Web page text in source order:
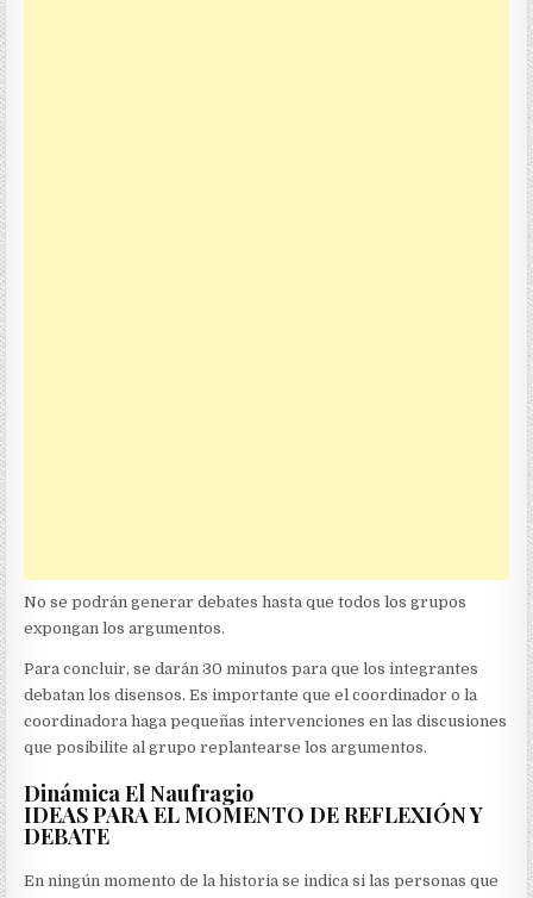
No se podrán generar debates hasta que todos los grupos
expongan los argumentos.
Para concluir, se darán 30 minutos para que los integrantes
debatan los disensos. Es importante que el coordinador o la
coordinadora haga pequeñas intervenciones en las discusiones
que posibilite al grupo replantearse los argumentos.
Dinámica El Naufragio
IDEAS PARA EL MOMENTO DE REFLEXIÓN Y
DEBATE
En ningún momento de la historia se indica si las personas que